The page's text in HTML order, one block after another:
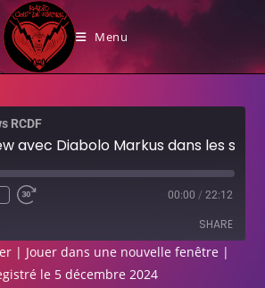
Menu
Diabolo Markus dans
RCDF
00:00 / 22:12
SHARE
| Jouer dans une nouvelle fenêtre |
le 5 décembre 2024